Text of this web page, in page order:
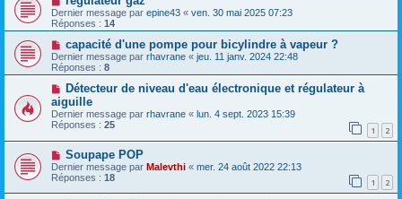
Dernier message par epine43 « ven. 30 mai 2025 07:23
Réponses : 14
capacité d'une pompe pour bicylindre à vapeur ?
Dernier message par rhavrane « jeu. 11 janv. 2024 22:48
Réponses : 8
Détecteur de niveau d'eau électronique et régulateur à
aiguille
Dernier message par rhavrane « lun. 4 sept. 2023 15:39
Réponses : 25 1 2
Soupape POP
Dernier message par Malevthi « mer. 24 août 2022 22:13
Réponses : 18 1 2